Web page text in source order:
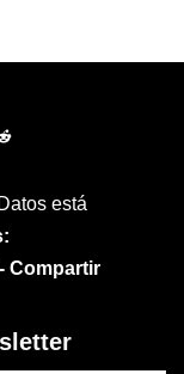
está
Compartir